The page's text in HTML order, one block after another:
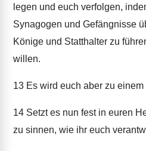
legen und euch verfolgen,
Synagogen und Gefängnisse
Könige und Statthalter zu
willen.
13 Es wird euch aber zu
14 Setzt es nun fest in euren
zu sinnen, wie ihr euch